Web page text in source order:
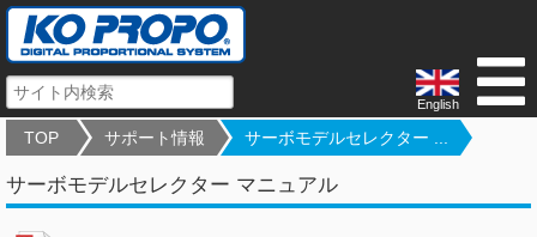
English
TOP サポート情報 サーボモデルセレクター ...
サーボモデルセレクター マニュアル